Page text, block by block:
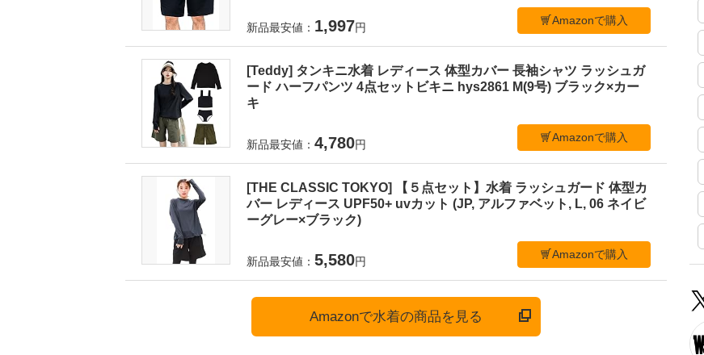
新品最安値： 1,997円
Amazonで購入
[Teddy] タンキニ水着 レディース 体型カバー 長袖シャツ ラッシュガ
ード ハーフパンツ 4点セットビキニ hys2861 M(9号) ブラック×カー
キ
新品最安値： 4,780円
Amazonで購入
[THE CLASSIC TOKYO] 【５点セット】水着 ラッシュガード 体型カ
バー レディース UPF50+ uvカット (JP, アルファベット, L, 06 ネイビ
ーグレー×ブラック)
新品最安値： 5,580円
Amazonで購入
Amazonで水着の商品を見る